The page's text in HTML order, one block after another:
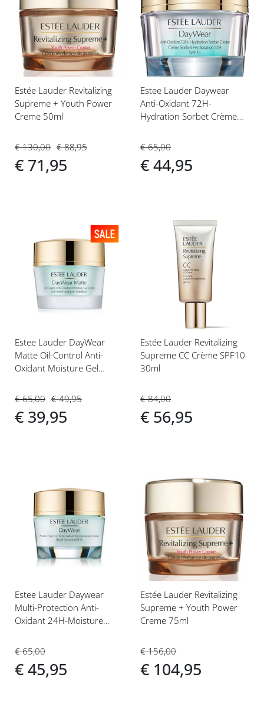
toe
aan
verlanglijst
Estée Lauder Revitalizing
Supreme + Youth Power
Creme 50ml
€ 130,00
€ 71,95
€ 88,95
toe
aan
verlanglijst
Estee Lauder Daywear
Anti-Oxidant 72H-
Hydration Sorbet Crème
€ 65,00
€ 44,95
Voeg
toe
aan
verlanglijst
Estee Lauder DayWear
Matte Oil-Control Anti-
Oxidant Moisture Gel
€ 65,00
€ 39,95
€ 49,95
Voeg
verlanglijst
Estée Lauder Revitalizing
Supreme CC Crème SPF10
30ml
€ 84,00
€ 56,95
Voeg
toe
aan
verlanglijst
Estee Lauder Daywear
Multi-Protection Anti-
Oxidant 24H-Moisture
Normal/Combination Skin
SPF15 50ml Dagcrème
€ 65,00
€ 45,95
toe
aan
verlanglijst
Estée Lauder Revitalizing
Supreme + Youth Power
Creme 75ml
€ 156,00
€ 104,95